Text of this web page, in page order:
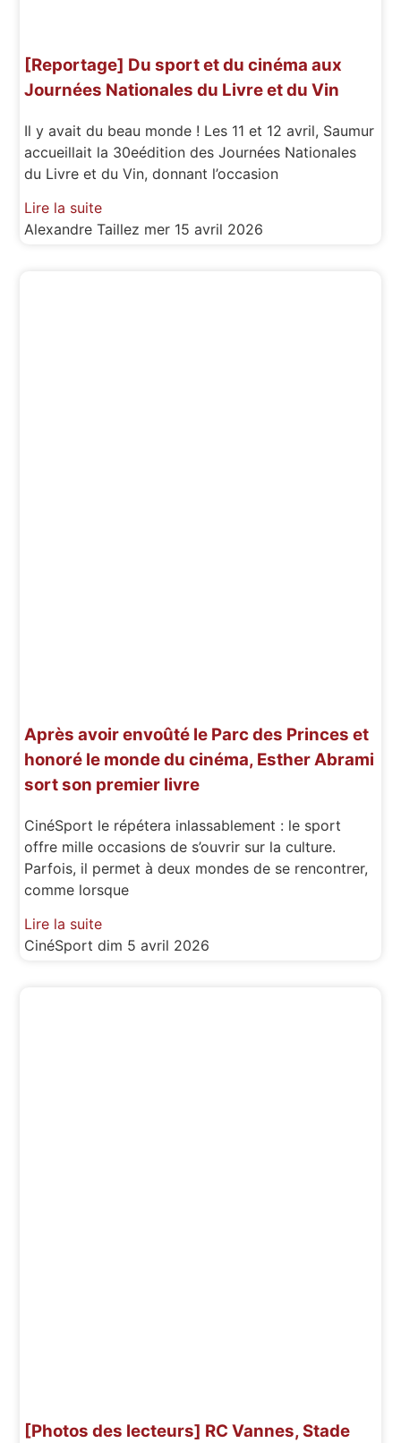
[Reportage] Du sport et du cinéma aux
Journées Nationales du Livre et du Vin
Il y avait du beau monde ! Les 11 et 12 avril, Saumur
accueillait la 30eédition des Journées Nationales
du Livre et du Vin, donnant l’occasion
Lire la suite
Alexandre Taillez mer 15 avril 2026
Après avoir envoûté le Parc des Princes et
honoré le monde du cinéma, Esther Abrami
sort son premier livre
CinéSport le répétera inlassablement : le sport
offre mille occasions de s’ouvrir sur la culture.
Parfois, il permet à deux mondes de se rencontrer,
comme lorsque
Lire la suite
CinéSportdim 5 avril 2026
[Photos des lecteurs] RC Vannes, Stade